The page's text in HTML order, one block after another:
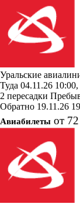
Уральские
Туда 04.11.26
2 пересадки
Обратно 19.11.26
Авиабилеты от